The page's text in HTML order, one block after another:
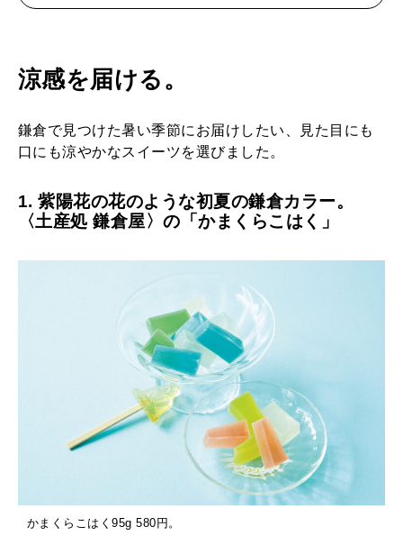
涼感を届ける。
鎌倉で見つけた暑い季節にお届けしたい、見た目にも
口にも涼やかなスイーツを選びました。
1. 紫陽花の花のような初夏の鎌倉カラー。
〈土産処 鎌倉屋〉の「かまくらこはく」
かまくらこはく95g 580円。